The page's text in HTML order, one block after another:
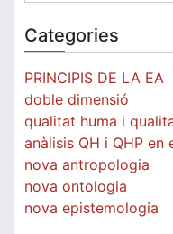
Categories
PRINCIPIS DE LA EA
doble dimensió
qualitat huma i
anàlisis QH i QHP en
nova antropologia
nova ontologia
nova epistemologia